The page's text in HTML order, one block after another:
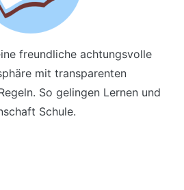
freundliche achtungsvolle
mit transparenten
So gelingen Lernen und
Schule.